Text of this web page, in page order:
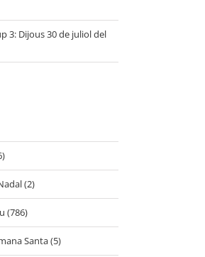
3: Dijous 30 de juliol del
(2)
(786)
Santa (5)